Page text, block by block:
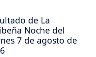
de La
Noche del
7 de agosto de